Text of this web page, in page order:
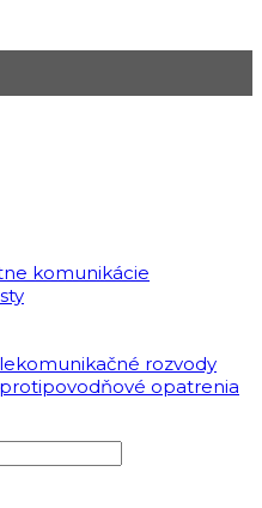
komunikácie
rozvody
opatrenia